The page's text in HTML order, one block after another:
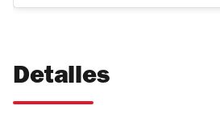
Detalles